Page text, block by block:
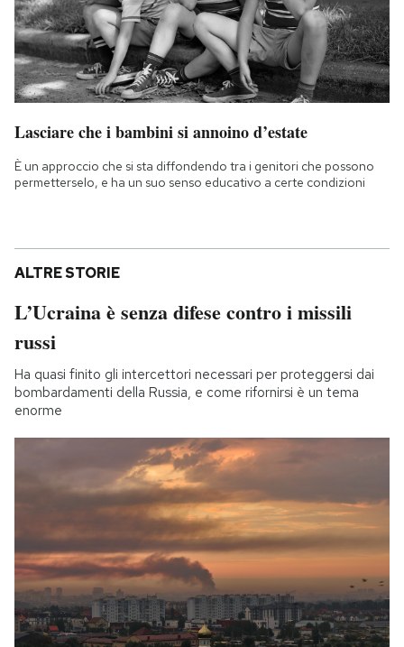
Lasciare che i bambini si annoino d’estate
È un approccio che si sta diffondendo tra i genitori che possono
permetterselo, e ha un suo senso educativo a certe condizioni
ALTRE STORIE
L’Ucraina è senza difese contro i missili
russi
Ha quasi finito gli intercettori necessari per proteggersi dai
bombardamenti della Russia, e come rifornirsi è un tema
enorme